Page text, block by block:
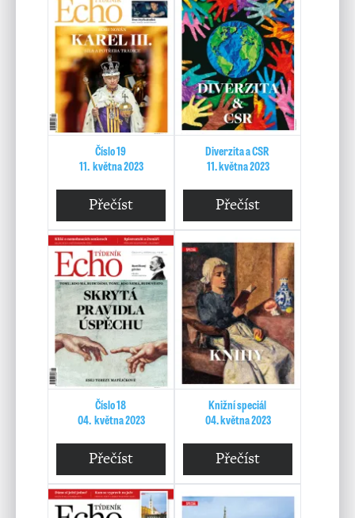
Číslo 19
11. května 2023
Přečíst
Diverzita a CSR
11. května 2023
Přečíst
Číslo 18
04. května 2023
Přečíst
Knižní speciál
04. května 2023
Přečíst